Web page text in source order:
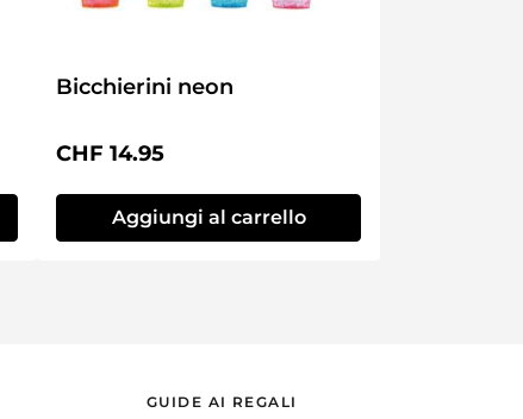
Bicchierini neon
Prezzo normale:
CHF 14.95
Aggiungi al carrello
GUIDE AI REGALI